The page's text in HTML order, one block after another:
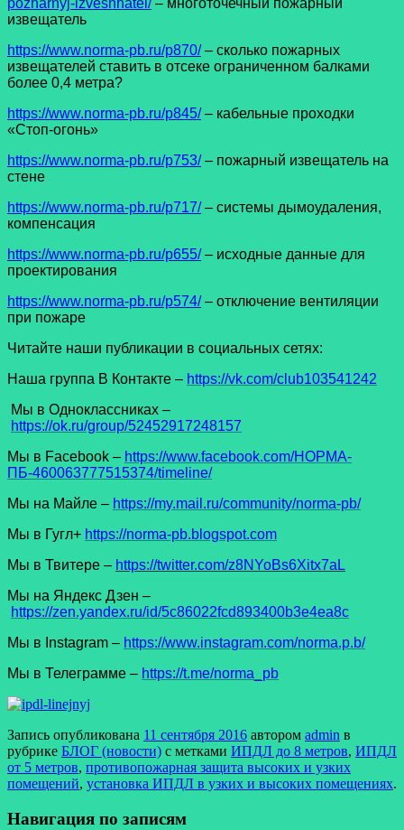
pozharnyj-izveshhatel/– многоточечный пожарный
извещатель
https://www.norma-pb.ru/p870/– сколько пожарных
извещателей ставить в отсеке ограниченном балками
более 0,4 метра?
https://www.norma-pb.ru/p845/– кабельные проходки
«Стоп-огонь»
https://www.norma-pb.ru/p753/– пожарный извещатель на
стене
https://www.norma-pb.ru/p717/– системы дымоудаления,
компенсация
https://www.norma-pb.ru/p655/ – исходные данные для
проектирования
https://www.norma-pb.ru/p574/– отключение вентиляции
при пожаре
Читайте наши публикации в социальных сетях:
Наша группа В Контакте – https://vk.com/club103541242
Мы в Одноклассниках –
https://ok.ru/group/52452917248157
Мы в Facеbook – https://www.facebook.com/НОРМА-
ПБ-460063777515374/timeline/
Мы на Майле – https://my.mail.ru/community/norma-pb/
Мы в Гугл+ https://norma-pb.blogspot.com
Мы в Твитере – https://twitter.com/z8NYoBs6Xitx7aL
Мы на Яндекс Дзен –
https://zen.yandex.ru/id/5c86022fcd893400b3e4ea8c
Мы в Instagram – https://www.instagram.com/norma.p.b/
Мы в Телеграмме – https://t.me/norma_pb
Запись опубликована 11 сентября 2016 автором admin в
рубрике БЛОГ (новости) с метками ИПДЛ до 8 метров, ИПДЛ
от 5 метров, противопожарная защита высоких и узких
помещений, установка ИПДЛ в узких и высоких помещениях.
Навигация по записям